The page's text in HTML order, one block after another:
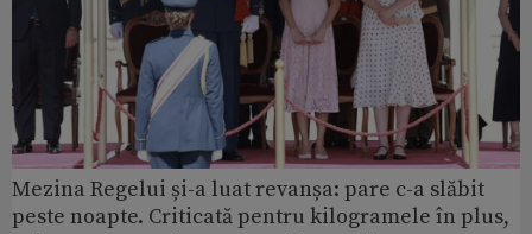
Mezina Regelui și-a luat revanșa: pare c-a slăbit
peste noapte. Criticată pentru kilogramele în plus,